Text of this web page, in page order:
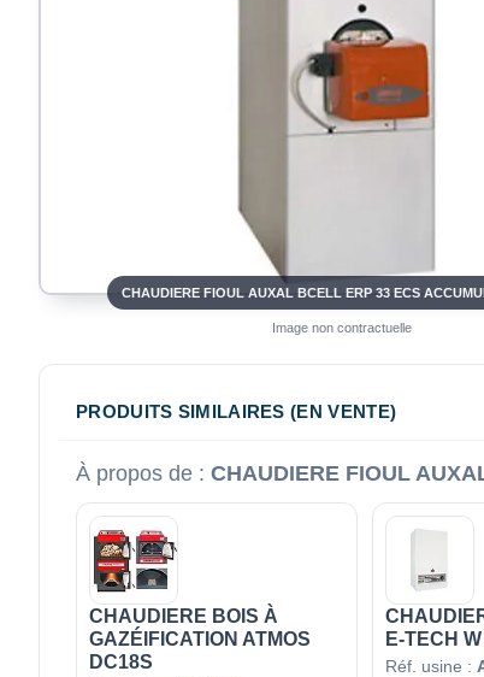
CHAUDIERE FIOUL AUXAL BCELL ERP 33 ECS
Image non contractuelle
PRODUITS SIMILAIRES (EN VENTE)
À propos de : CHAUDIERE FIOUL
CHAUDIERE BOIS À
GAZÉIFICATION ATMOS
DC18S
E-TECH
Réf. usine :